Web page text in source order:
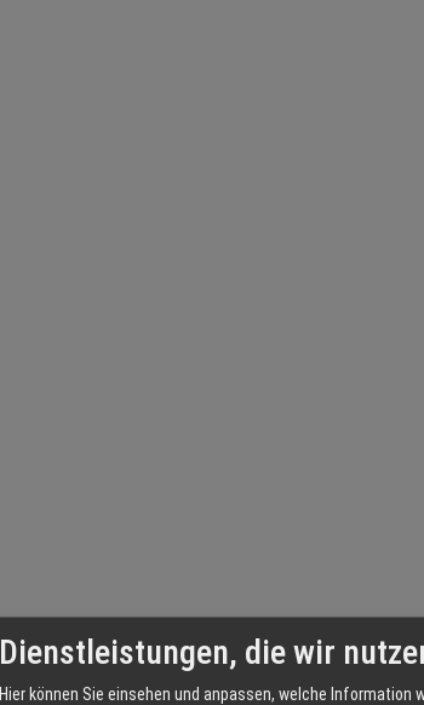
Dienstleistungen, die wir
Hier können Sie einsehen und anpassen, welche Information